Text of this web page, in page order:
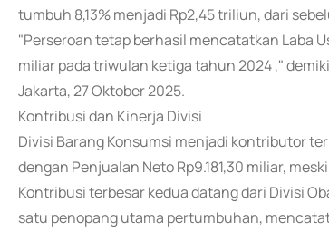
tumbuh 8,13% menjadi Rp2,45 triliun, dari
"Perseroan tetap berhasil mencatatkan Laba
miliar pada triwulan ketiga tahun 2024 ,"
Jakarta, 27 Oktober 2025.
Kontribusi dan Kinerja Divisi
Divisi Barang Konsumsi menjadi kontributor
dengan Penjualan Neto Rp9.181,30 miliar,
Kontribusi terbesar kedua datang dari Divisi
satu penopang utama pertumbuhan,